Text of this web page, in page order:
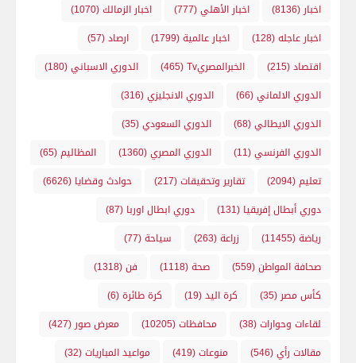
اخبار(8136) اخبار الأهلي(777) اخبار الزمالك(1070)
اخبار عاجله(128) اخبار عالمية(1799) ارصاد(57)
اقتصاد(215) الخبرالمصريTv (465) الدوري الاسباني(180)
الدوري الالماني(66) الدوري الانجليزي(316)
الدوري الايطالي(68) الدوري السعودي(35)
الدوري الفرنسي(11) الدوري المصري(1360) المظاليم(65)
تعليم(2094) تقارير وتحقيقات(217) حوادث وقضايا (6626)
دوري أبطال إفريقيا (131) دوري ابطال اوربا (87)
رياضة(11455) زراعة(263) سياحة(77)
صحافة المواطن(559) صحة(1118) فن(1318)
كأس مصر(35) كرة اليد(19) كرة طائرة(6)
لقاءات وحوارات(38) محافظات(10205) معرض صور(427)
مقالات رأي(546) منوعات(419) مواعيد المباريات(32)